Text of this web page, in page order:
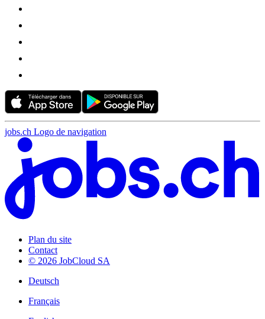
jobs.ch Logo de navigation
Plan du site
Contact
© 2026 JobCloud SA
Deutsch
Français